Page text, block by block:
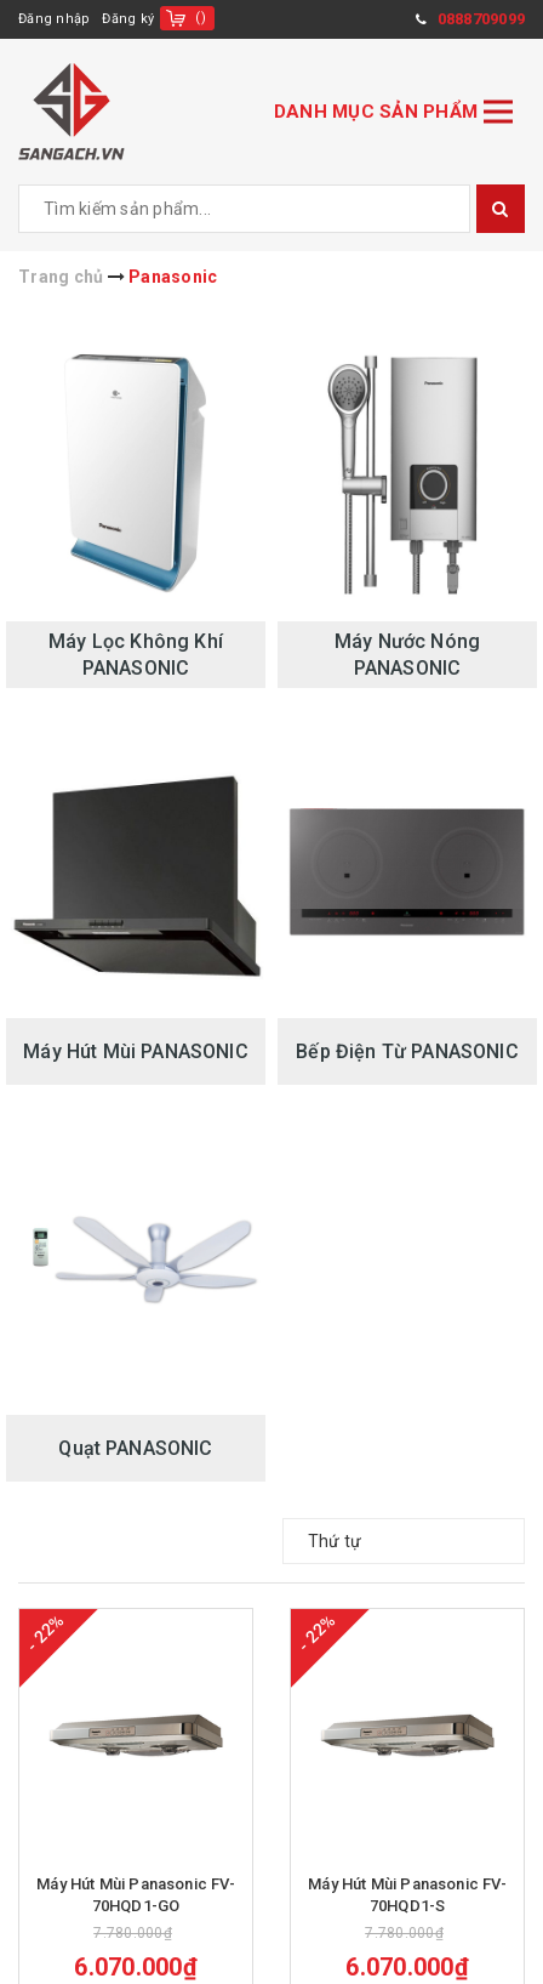
Đăng nhập Đăng ký () 0888709099
DANH MỤC SẢN PHẨM
Trang chủ Panasonic
Máy Lọc Không Khí
PANASONIC
Máy Nước Nóng
PANASONIC
Máy Hút Mùi PANASONIC Bếp Điện Từ PANASONIC
Quạt PANASONIC
Thứ tự
- 22%
Máy Hút Mùi Panasonic FV-
70HQD1-GO
7.780.000₫
6.070.000₫
- 22%
Máy Hút Mùi Panasonic FV-
70HQD1-S
7.780.000₫
6.070.000₫